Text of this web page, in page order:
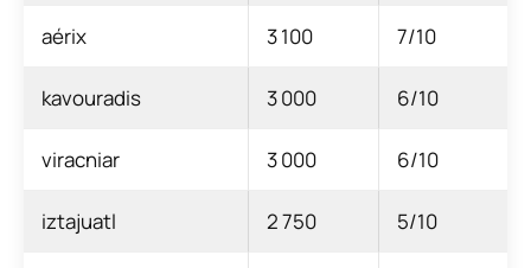
aérix 3 100 7/10
kavouradis 3 000 6/10
viracniar 3 000 6/10
iztajuatl 2 750 5/10